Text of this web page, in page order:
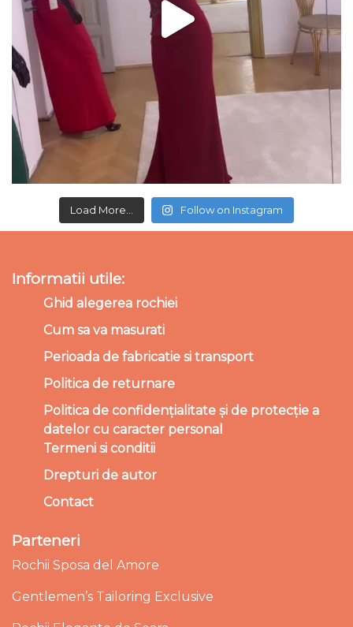
Load More... Follow on Instagram
Informatii utile:
Ghid alegerea rochiei
Cum sa va masurati
Perioada de fabricatie si transport
Politica de returnare
Politica de confidențialitate și de protecție a
datelor cu caracter personal
Termeni si conditii
Drepturi de autor
Contact
Parteneri
Rochii Sposa del Amore
Gentlemen’s Tailoring Exclusive